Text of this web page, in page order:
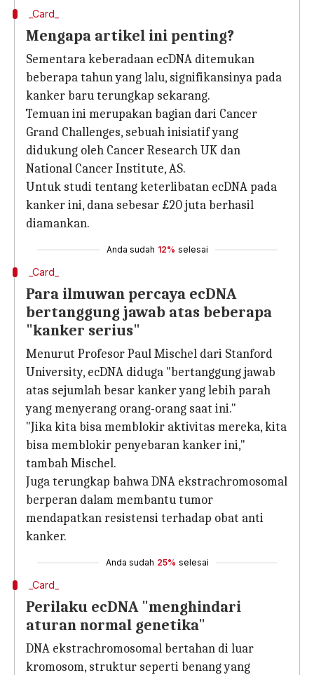
_Card_
Mengapa artikel ini penting?
Sementara keberadaan ecDNA ditemukan
beberapa tahun yang lalu, signifikansinya pada
kanker baru terungkap sekarang.
Temuan ini merupakan bagian dari Cancer
Grand Challenges, sebuah inisiatif yang
didukung oleh Cancer Research UK dan
National Cancer Institute, AS.
Untuk studi tentang keterlibatan ecDNA pada
kanker ini, dana sebesar £20 juta berhasil
diamankan.
Anda sudah 12% selesai
_Card_
Para ilmuwan percaya ecDNA
bertanggung jawab atas beberapa
"kanker serius"
Menurut Profesor Paul Mischel dari Stanford
University, ecDNA diduga "bertanggung jawab
atas sejumlah besar kanker yang lebih parah
yang menyerang orang-orang saat ini."
"Jika kita bisa memblokir aktivitas mereka, kita
bisa memblokir penyebaran kanker ini,"
tambah Mischel.
Juga terungkap bahwa DNA ekstrachromosomal
berperan dalam membantu tumor
mendapatkan resistensi terhadap obat anti
kanker.
Anda sudah 25% selesai
_Card_
Perilaku ecDNA "menghindari
aturan normal genetika"
DNA ekstrachromosomal bertahan di luar
kromosom, struktur seperti benang yang